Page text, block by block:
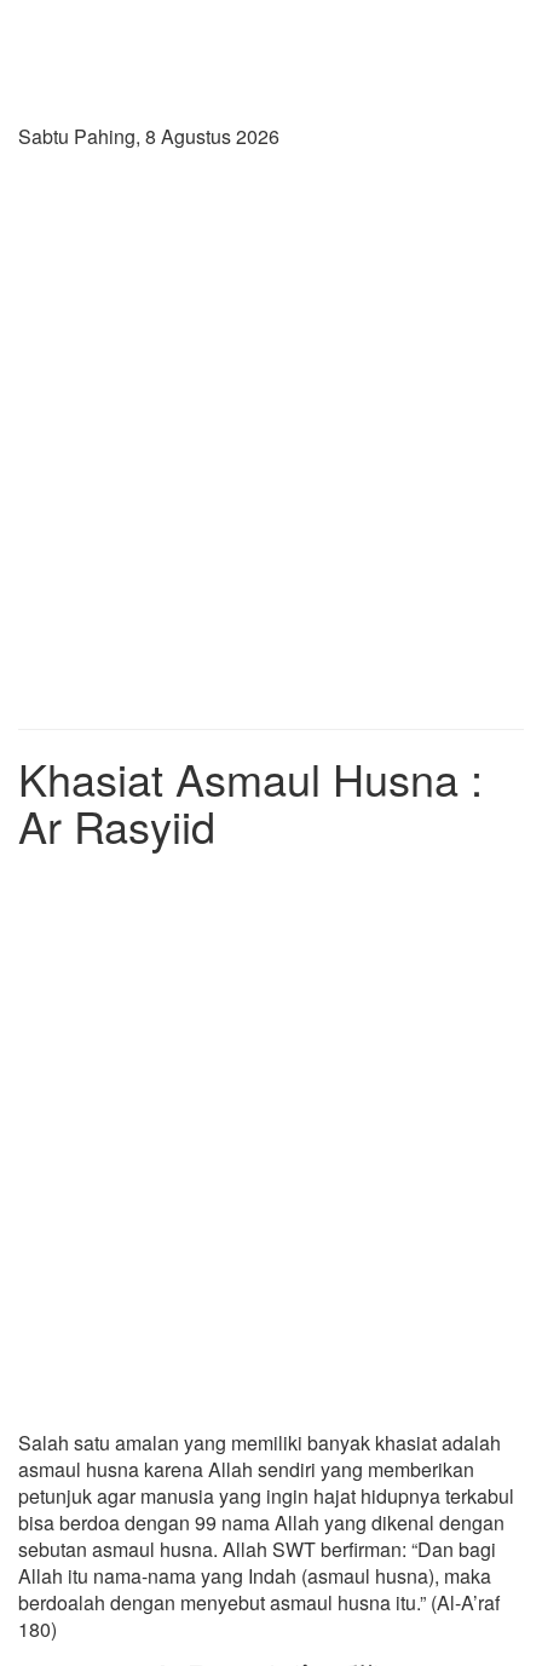
Sabtu Pahing, 8 Agustus 2026
Khasiat Asmaul Husna :
Ar Rasyiid
Salah satu amalan yang memiliki banyak khasiat adalah
asmaul husna karena Allah sendiri yang memberikan
petunjuk agar manusia yang ingin hajat hidupnya terkabul
bisa berdoa dengan 99 nama Allah yang dikenal dengan
sebutan asmaul husna. Allah SWT berfirman: “Dan bagi
Allah itu nama-nama yang Indah (asmaul husna), maka
berdoalah dengan menyebut asmaul husna itu.” (Al-A’raf
180)